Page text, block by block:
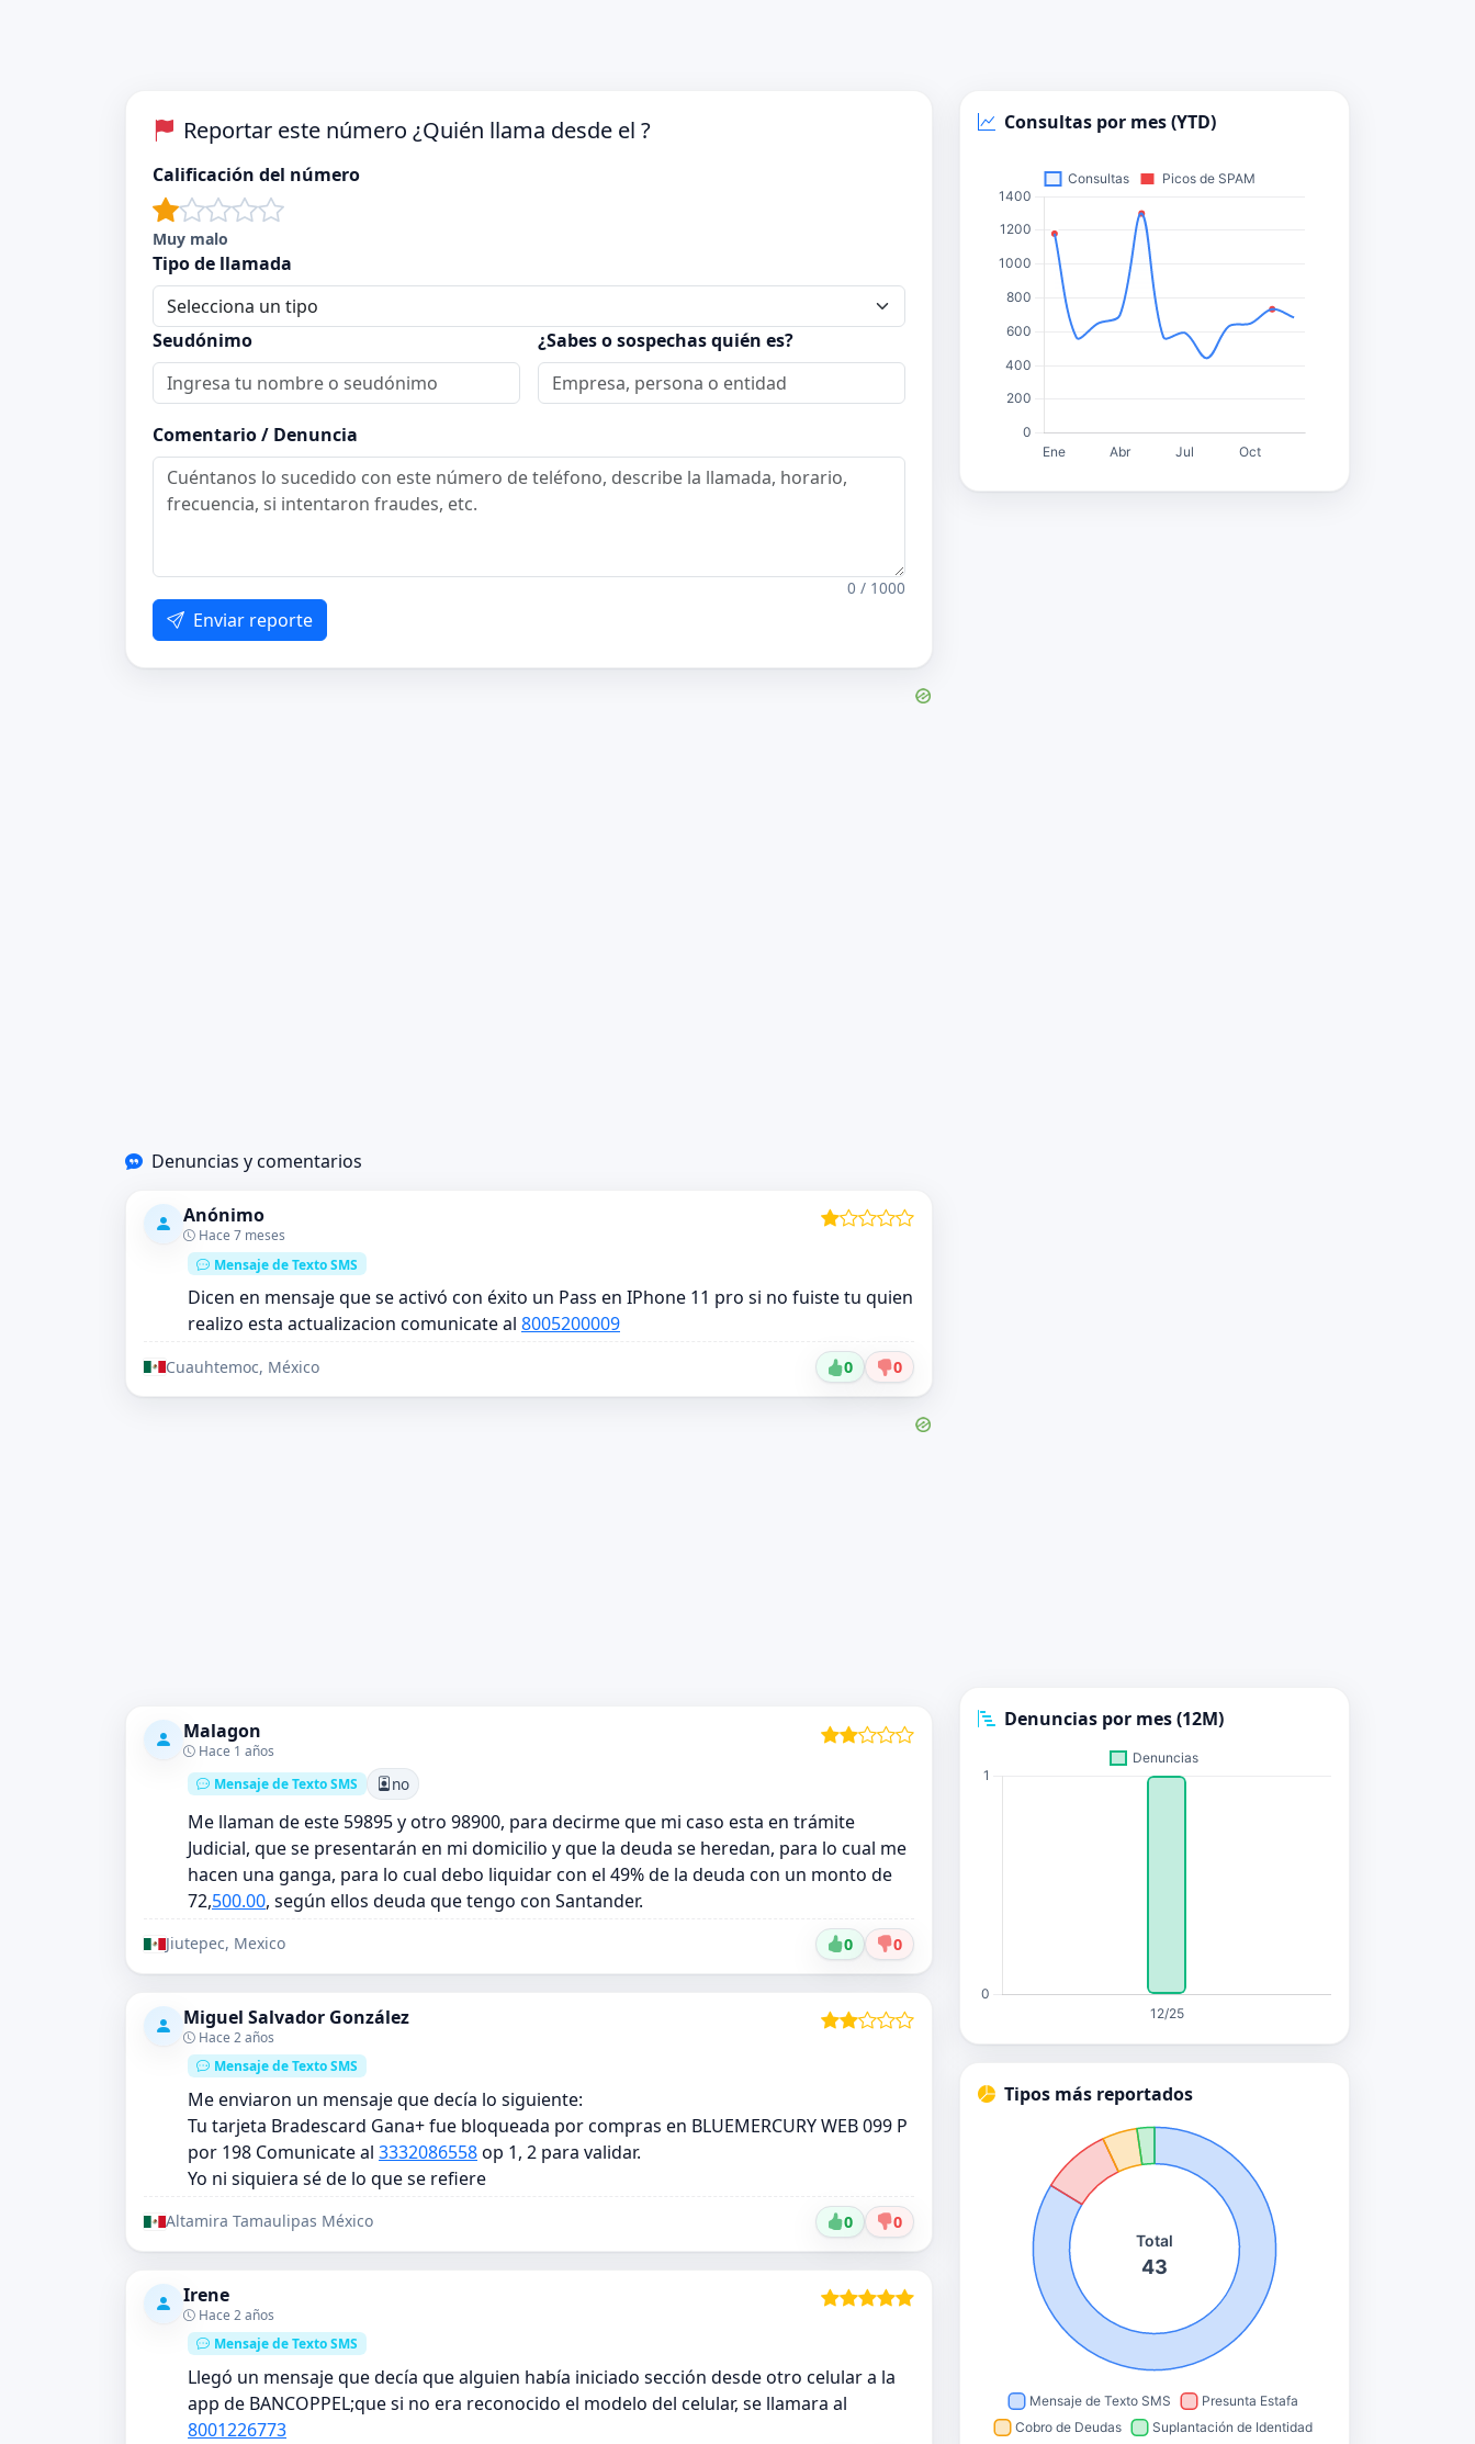
Reportar este número ¿Quién llama desde el ?
Calificación del número
Muy malo
Tipo de llamada
Seudónimo ¿Sabes o sospechas quién es?
Comentario / Denuncia
0 / 1000
Enviar reporte
Denuncias y comentarios
Anónimo
Hace 7 meses
Mensaje de Texto SMS
Dicen en mensaje que se activó con éxito un Pass en IPhone 11 pro si no fuiste tu quien
realizo esta actualizacion comunicate al 8005200009
Cuauhtemoc, México 0 0
Malagon
Hace 1 años
Mensaje de Texto SMS
no
Me llaman de este 59895 y otro 98900, para decirme que mi caso esta en trámite
Judicial, que se presentarán en mi domicilio y que la deuda se heredan, para lo cual me
hacen una ganga, para lo cual debo liquidar con el 49% de la deuda con un monto de
72,500.00, según ellos deuda que tengo con Santander.
Jiutepec, Mexico 0 0
Miguel Salvador González
Hace 2 años
Mensaje de Texto SMS
Me enviaron un mensaje que decía lo siguiente:
Tu tarjeta Bradescard Gana+ fue bloqueada por compras en BLUEMERCURY WEB 099 P
por 198 Comunicate al 3332086558op 1, 2 para validar.
Yo ni siquiera sé de lo que se refiere
Altamira Tamaulipas México 0 0
Irene
Hace 2 años
Mensaje de Texto SMS
Llegó un mensaje que decía que alguien había iniciado sección desde otro celular a la
app de BANCOPPEL;que si no era reconocido el modelo del celular, se llamara al
8001226773
Consultas por mes (YTD)
Denuncias por mes (12M)
Tipos más reportados